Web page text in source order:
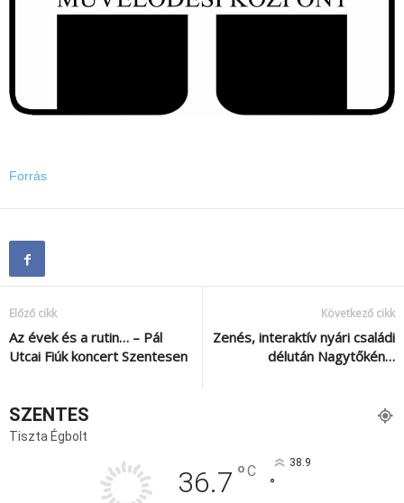
Forrás
Előző cikk
Az évek és a rutin… – Pál
Utcai Fiúk koncert Szentesen
Következő cikk
Zenés, interaktív nyári családi
délután Nagytőkén…
SZENTES
Tiszta Égbolt
36.7 °C 38.9
°